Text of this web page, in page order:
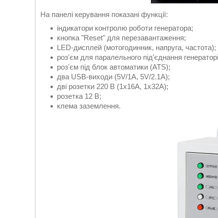
На панелі керування показані функції:
індикатори контролю роботи генератора;
кнопка "Reset" для перезавантаження;
LED-дисплей (мотогодинник, напруга, частота);
роз'єм для паралельного під'єднання
роз'єм під блок автоматики (ATS);
два USB-виходи (5V/1A, 5V/2.1A);
дві розетки 220 В (1х16А, 1х32А);
розетка 12 В;
клема заземлення.